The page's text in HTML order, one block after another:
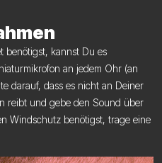
benötigst, kannst Du es
an jedem Ohr (an
darauf, dass es nicht an Deiner
reibt und gebe den Sound über
Windschutz benötigst, trage eine